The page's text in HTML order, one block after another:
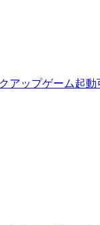
アップゲーム起動